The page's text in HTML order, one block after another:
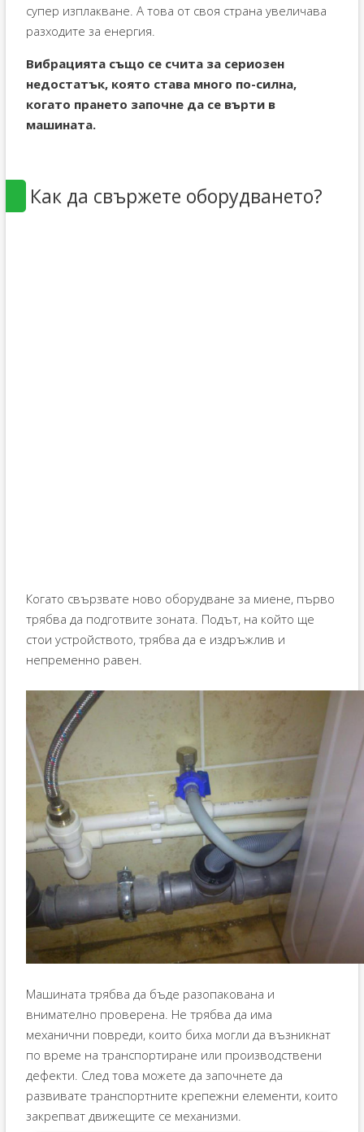
супер изплакване. А това от своя страна увеличава
разходите за енергия.
Вибрацията също се счита за сериозен
недостатък, която става много по-силна,
когато прането започне да се върти в
машината.
Как да свържете оборудването?
Когато свързвате ново оборудване за миене, първо
трябва да подготвите зоната. Подът, на който ще
стои устройството, трябва да е издръжлив и
непременно равен.
Машината трябва да бъде разопакована и
внимателно проверена. Не трябва да има
механични повреди, които биха могли да възникнат
по време на транспортиране или производствени
дефекти. След това можете да започнете да
развивате транспортните крепежни елементи, които
закрепват движещите се механизми.